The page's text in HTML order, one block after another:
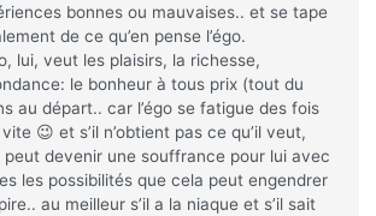
bonnes ou mauvaises.. et se tape
de ce qu’en pense l’égo.
lui, veut les plaisirs, la richesse,
le bonheur à tous prix (tout du
au départ.. car l’égo se fatigue des fois
😉 et s’il n’obtient pas ce qu’il veut,
peut devenir une souffrance pour lui avec
les possibilités que cela peut engendrer
au meilleur s’il a la niaque et s’il sait